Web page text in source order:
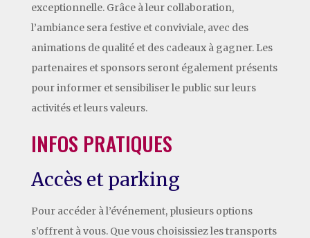
exceptionnelle. Grâce à leur collaboration,
l’ambiance sera festive et conviviale, avec des
animations de qualité et des cadeaux à gagner. Les
partenaires et sponsors seront également présents
pour informer et sensibiliser le public sur leurs
activités et leurs valeurs.
INFOS PRATIQUES
Accès et parking
Pour accéder à l’événement, plusieurs options
s’offrent à vous. Que vous choisissiez les transports